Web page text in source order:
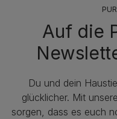
Auf die
Du und dein
glücklicher. Mit
sorgen, dass es euch